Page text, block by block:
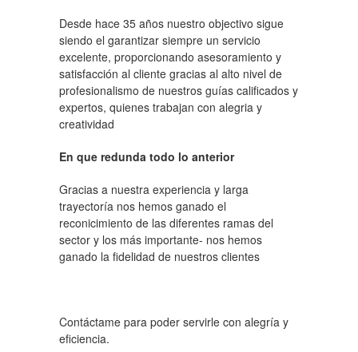
Desde hace 35 años nuestro objectivo sigue
siendo el garantizar siempre un servicio
excelente, proporcionando asesoramiento y
satisfacción al cliente gracias al alto nivel de
profesionalismo de nuestros guías calificados y
expertos, quienes trabajan con alegria y
creatividad
En que redunda todo lo anterior
Gracias a nuestra experiencia y larga
trayectoría nos hemos ganado el
reconicimiento de las diferentes ramas del
sector y los más importante- nos hemos
ganado la fidelidad de nuestros clientes
Contáctame para poder servirle con alegría y
eficiencia.